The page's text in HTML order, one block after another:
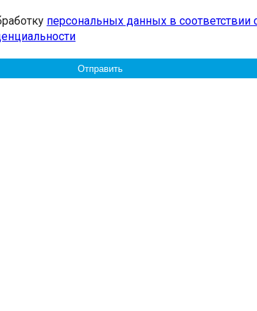
персональных данных в соответствии